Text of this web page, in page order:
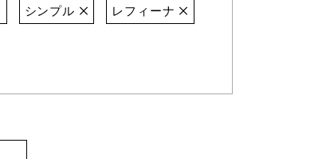
シンプル レフィーナ